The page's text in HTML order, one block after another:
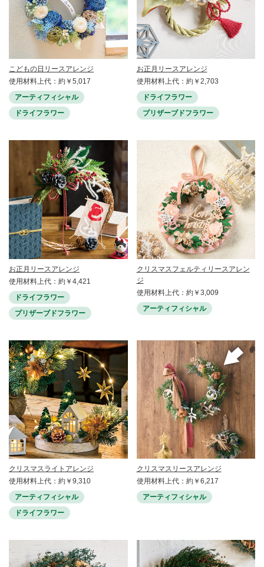
こどもの日リースアレンジ
使用材料上代：約￥5,017
アーティフィシャル
ドライフラワー
お正月リースアレンジ
使用材料上代：約￥2,703
ドライフラワー
プリザーブドフラワー
お正月リースアレンジ
使用材料上代：約￥4,421
ドライフラワー
プリザーブドフラワー
クリスマスフェルティリースアレン
ジ
使用材料上代：約￥3,009
アーティフィシャル
クリスマスライトアレンジ
使用材料上代：約￥9,310
アーティフィシャル
ドライフラワー
クリスマスリースアレンジ
使用材料上代：約￥6,217
アーティフィシャル